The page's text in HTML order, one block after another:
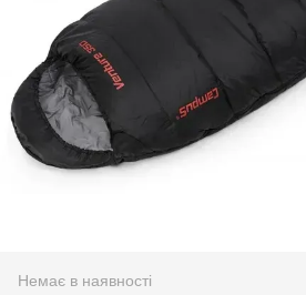
Немає в наявності